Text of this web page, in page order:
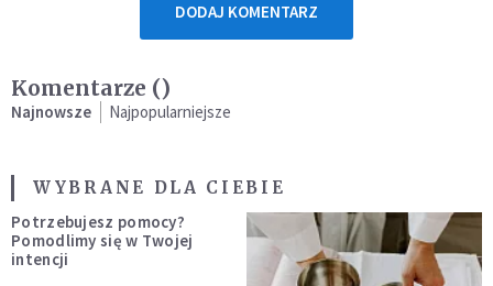
DODAJ KOMENTARZ
Komentarze ()
Najnowsze Najpopularniejsze
WYBRANE DLA CIEBIE
Potrzebujesz pomocy?
Pomodlimy się w Twojej
intencji